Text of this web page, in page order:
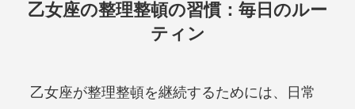
乙女座の整理整頓の習慣：毎日のルー
ティン
乙女座が整理整頓を継続するためには、日常